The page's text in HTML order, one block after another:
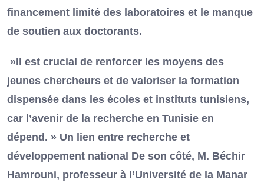
financement limité des laboratoires et le manque
de soutien aux doctorants.
»Il est crucial de renforcer les moyens des
jeunes chercheurs et de valoriser la formation
dispensée dans les écoles et instituts tunisiens,
car l’avenir de la recherche en Tunisie en
dépend. » Un lien entre recherche et
développement national De son côté, M. Béchir
Hamrouni, professeur à l’Université de la Manar